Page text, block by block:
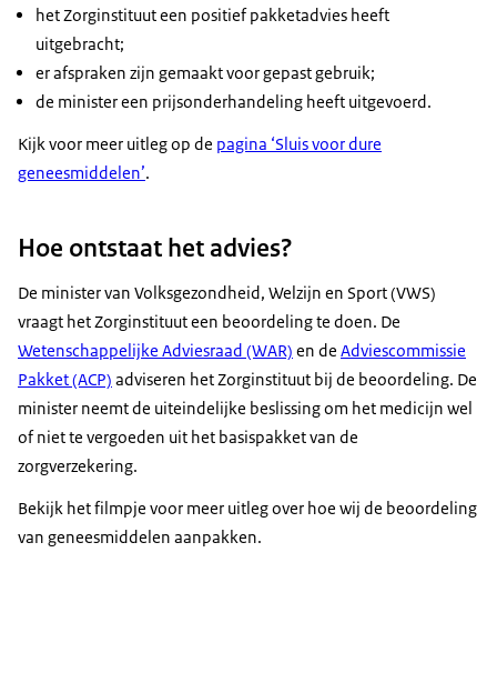
het Zorginstituut een positief pakketadvies heeft
uitgebracht;
er afspraken zijn gemaakt voor gepast gebruik;
de minister een prijsonderhandeling heeft uitgevoerd.
Kijk voor meer uitleg op de pagina ‘Sluis voor dure
geneesmiddelen’.
Hoe ontstaat het advies?
De minister van Volksgezondheid, Welzijn en Sport (VWS)
vraagt het Zorginstituut een beoordeling te doen. De
Wetenschappelijke Adviesraad (WAR) en de Adviescommissie
Pakket (ACP) adviseren het Zorginstituut bij de beoordeling. De
minister neemt de uiteindelijke beslissing om het medicijn wel
of niet te vergoeden uit het basispakket van de
zorgverzekering.
Bekijk het filmpje voor meer uitleg over hoe wij de beoordeling
van geneesmiddelen aanpakken.